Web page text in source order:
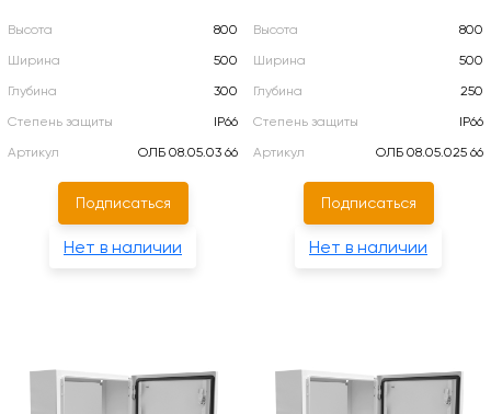
Высота
800
Ширина
500
Глубина
300
Степень защиты
IP66
Артикул
ОЛБ 08.05.03 66
Подписаться
Нет в наличии
Высота
800
Ширина
500
Глубина
250
Степень защиты
IP66
Артикул
ОЛБ 08.05.025 66
Подписаться
Нет в наличии